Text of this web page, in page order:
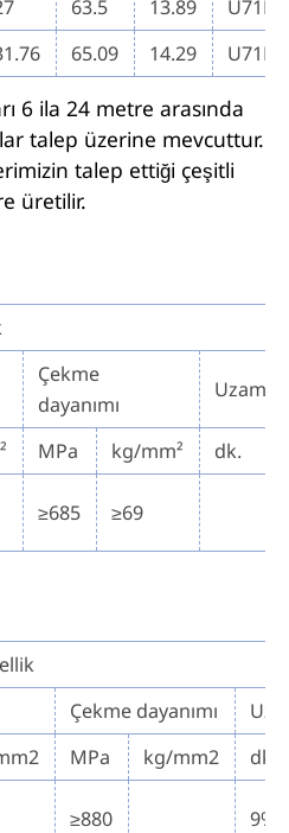
63.5 13.89
65.09 14.29
6 ila 24 metre arasında
talep üzerine mevcuttur.
talep ettiği çeşitli
üretilir.
Çekme
dayanımı
Uzama
MPa kg/mm² dk.
≥685 ≥69
Çekme dayanımı
MPa kg/mm2 dk.
≥880 9%